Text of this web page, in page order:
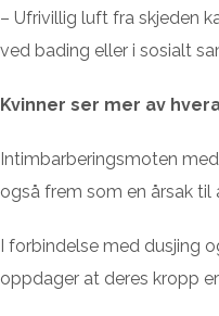
– Ufrivillig luft fra skjeden
ved bading eller i sosialt
Kvinner ser mer av
Intimbarberingsmoten
også frem som en årsak til
I forbindelse med dusjing
oppdager at deres kropp